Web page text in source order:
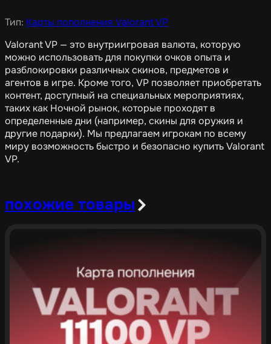
Тип: Карты пополнения Valorant VP
Valorant VP — это внутриигровая валюта, которую
можно использовать для покупки очков опыта и
разблокировки различных скинов, предметов и
агентов в игре. Кроме того, VP позволяет приобретать
контент, доступный на специальных мероприятиях,
таких как Ночной рынок, которые проходят в
определенные дни (например, скины для оружия и
другие подарки). Мы предлагаем игрокам по всему
миру возможность быстро и безопасно купить Valorant
VP.
похожие товары